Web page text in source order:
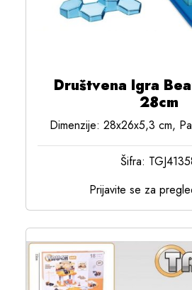
Društvena Igra
28cm
Dimenzije: 28x26x5,3 cm,
Šifra:
Prijavite se za